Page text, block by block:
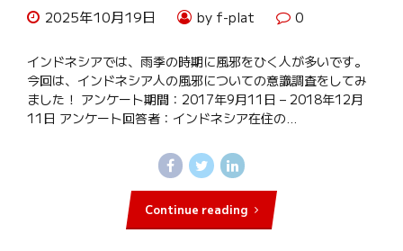
2025年10月19日 by f-plat 0
インドネシアでは、雨季の時期に風邪をひく人が多いです。
今回は、インドネシア人の風邪についての意識調査をしてみ
ました！ アンケート期間：2017年9月11日 – 2018年12月
11日 アンケート回答者：インドネシア在住の...
Continue reading